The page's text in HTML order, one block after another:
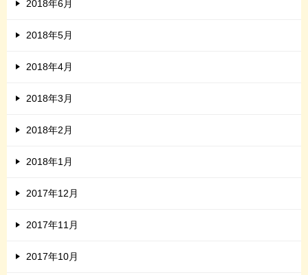
2018年6月
2018年5月
2018年4月
2018年3月
2018年2月
2018年1月
2017年12月
2017年11月
2017年10月